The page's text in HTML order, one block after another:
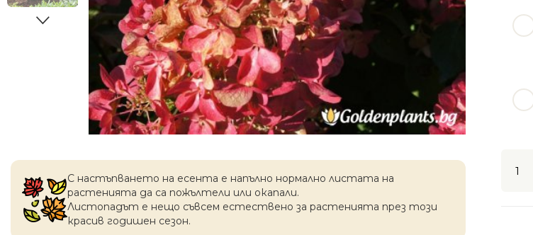
С настъпването на есентa е напълно нормално листата на
растенията да са пожълтели или окапaли.
Листопадът е нещо съвсем естествено за растенията през този
красив годишен сезон.